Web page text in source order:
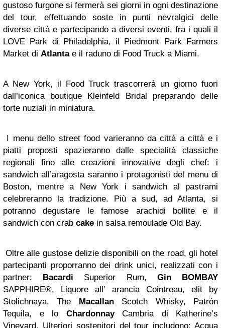
gustoso furgone si fermerà sei giorni in ogni destinazione
del tour, effettuando soste in punti nevralgici delle
diverse città e partecipando a diversi eventi, fra i quali il
LOVE Park di Philadelphia, il Piedmont Park Farmers
Market di Atlantae il raduno di Food Truck a Miami.
A New York, il Food Truck trascorrerà un giorno fuori
dall’iconica boutique Kleinfeld Bridal preparando delle
torte nuziali in miniatura.
I menu dello street food varieranno da città a città e i
piatti proposti spazieranno dalle specialità classiche
regionali fino alle creazioni innovative degli chef: i
sandwich all’aragosta saranno i protagonisti del menu di
Boston, mentre a New York i sandwich al pastrami
celebreranno la tradizione. Più a sud, ad Atlanta, si
potranno degustare le famose arachidi bollite e il
sandwich con crab cake in salsa remoulade Old Bay.
Oltre alle gustose delizie disponibili on the road, gli hotel
partecipanti proporranno dei drink unici, realizzati con i
partner: Bacardi Superior Rum, Gin
BOMBAY
SAPPHIRE®, Liquore all’ arancia Cointreau, elit by
Stolichnaya, The MacallanScotch Whisky, Patrón
Tequila, e lo ChardonnayCambria di Katherine’s
Vineyard. Ulteriori sostenitori del tour includono: Acqua